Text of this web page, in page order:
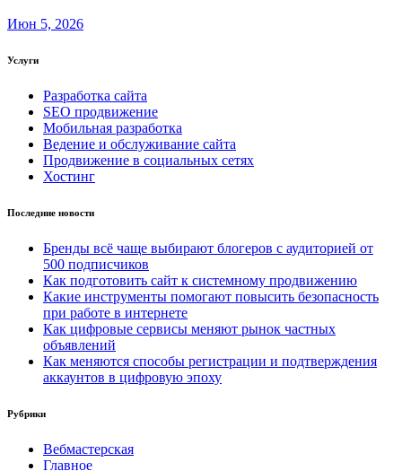
Июн 5, 2026
Услуги
Разработка сайта
SEO продвижение
Мобильная разработка
Ведение и обслуживание сайта
Продвижение в социальных сетях
Хостинг
Последние новости
Бренды всё чаще выбирают блогеров с аудиторией от
500 подписчиков
Как подготовить сайт к системному продвижению
Какие инструменты помогают повысить безопасность
при работе в интернете
Как цифровые сервисы меняют рынок частных
объявлений
Как меняются способы регистрации и подтверждения
аккаунтов в цифровую эпоху
Рубрики
Вебмастерская
Главное